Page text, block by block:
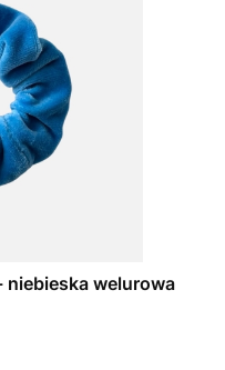
niebieska welurowa